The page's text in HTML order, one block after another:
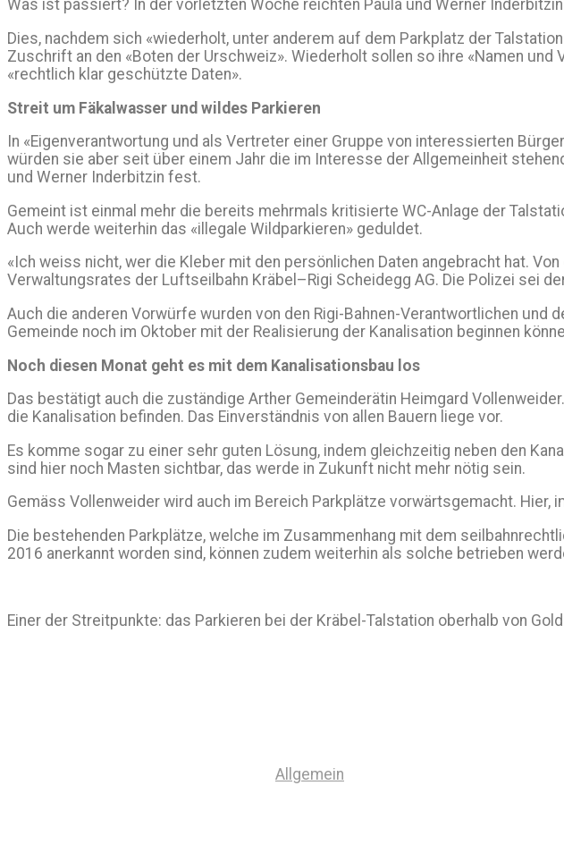
Was ist passiert? In der vorletzten Woche reichten Paula und Werner
Dies, nachdem sich «wiederholt, unter anderem auf dem Parkplatz der
Zuschrift an den «Boten der Urschweiz». Wiederholt sollen so ihre «Namen
«rechtlich klar geschützte Daten».
Streit um Fäkalwasser und wildes Parkieren
In «Eigenverantwortung und als Vertreter einer Gruppe von interessierten
würden sie aber seit über einem Jahr die im Interesse der Allgemeinheit
und Werner Inderbitzin fest.
Gemeint ist einmal mehr die bereits mehrmals kritisierte WC-Anlage der
Auch werde weiterhin das «illegale Wildparkieren» geduldet.
«Ich weiss nicht, wer die Kleber mit den persönlichen Daten angebracht hat.
Verwaltungsrates der Luftseilbahn Kräbel–Rigi Scheidegg AG. Die Polizei sei
Auch die anderen Vorwürfe wurden von den Rigi-Bahnen-Verantwortlichen und
Gemeinde noch im Oktober mit der Realisierung der Kanalisation beginnen
Noch diesen Monat geht es mit dem Kanalisationsbau los
Das bestätigt auch die zuständige Arther Gemeinderätin Heimgard
die Kanalisation befinden. Das Einverständnis von allen Bauern liege vor.
Es komme sogar zu einer sehr guten Lösung, indem gleichzeitig neben den
sind hier noch Masten sichtbar, das werde in Zukunft nicht mehr nötig sein.
Gemäss Vollenweider wird auch im Bereich Parkplätze vorwärtsgemacht.
Die bestehenden Parkplätze, welche im Zusammenhang mit dem
2016 anerkannt worden sind, können zudem weiterhin als solche betrieben
Einer der Streitpunkte: das Parkieren bei der Kräbel-Talstation oberhalb von
Allgemein